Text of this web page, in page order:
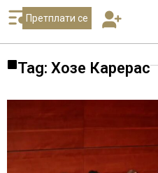
Претплати се
Tag: Хозе Карерас